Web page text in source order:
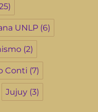
UNLP (6)
(2)
Conti (7)
Jujuy (3)